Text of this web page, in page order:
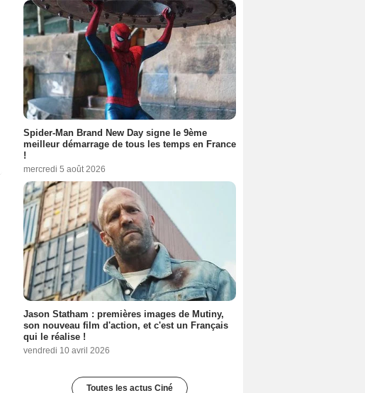
Spider-Man Brand New Day signe le 9ème
meilleur démarrage de tous les temps en France
!
mercredi 5 août 2026
Jason Statham : premières images de Mutiny,
son nouveau film d'action, et c'est un Français
qui le réalise !
vendredi 10 avril 2026
Toutes les actus Ciné